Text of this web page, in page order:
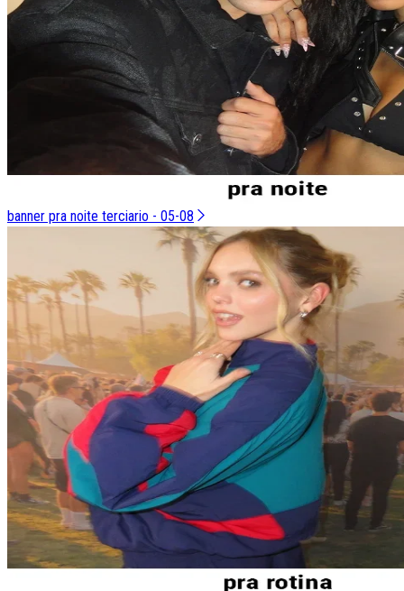
banner pra noite terciario - 05-08